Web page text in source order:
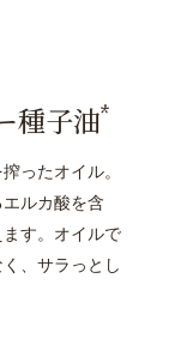
種子油*
ったオイル。
ルカ酸を含
す。オイルで
、サラっとし